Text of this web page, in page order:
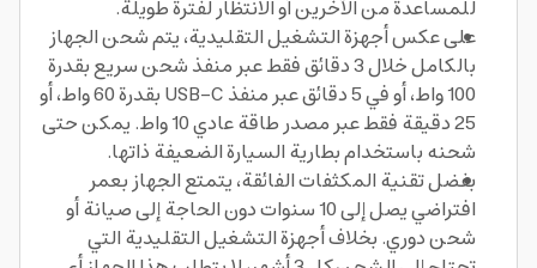
للمساعدة من الآخرين أو الانتظار لفترة طويلة.
على عكس أجهزة التشغيل التقليدية، يتم شحن الجهاز
بالكامل خلال 3 دقائق فقط عبر منفذ شحن سريع بقدرة
100 واط، أو في 5 دقائق عبر منفذ USB-C بقدرة 60 واط، أو
25 دقيقة فقط عبر مصدر طاقة عادي 10 واط. يمكن حتى
شحنه باستخدام بطارية السيارة الضعيفة ذاتها.
بفضل تقنية المكثفات الفائقة، يتمتع الجهاز بعمر
افتراضي يصل إلى 10 سنوات دون الحاجة إلى صيانة أو
شحن دوري. بخلاف أجهزة التشغيل التقليدية التي